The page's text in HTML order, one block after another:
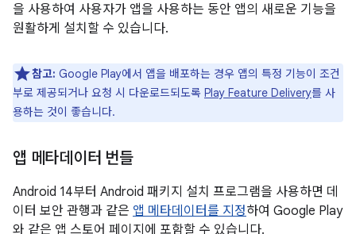
을 사용하여 사용자가 앱을 사용하는 동안 앱의 새로운 기능을
원활하게 설치할 수 있습니다.
참고: Google Play에서 앱을 배포하는 경우 앱의 특정 기능이 조건
부로 제공되거나 요청 시 다운로드되도록 Play Feature Delivery를 사
용하는 것이 좋습니다.
앱 메타데이터 번들
Android 14부터 Android 패키지 설치 프로그램을 사용하면 데
이터 보안 관행과 같은 앱 메타데이터를 지정하여 Google Play
와 같은 앱 스토어 페이지에 포함할 수 있습니다.